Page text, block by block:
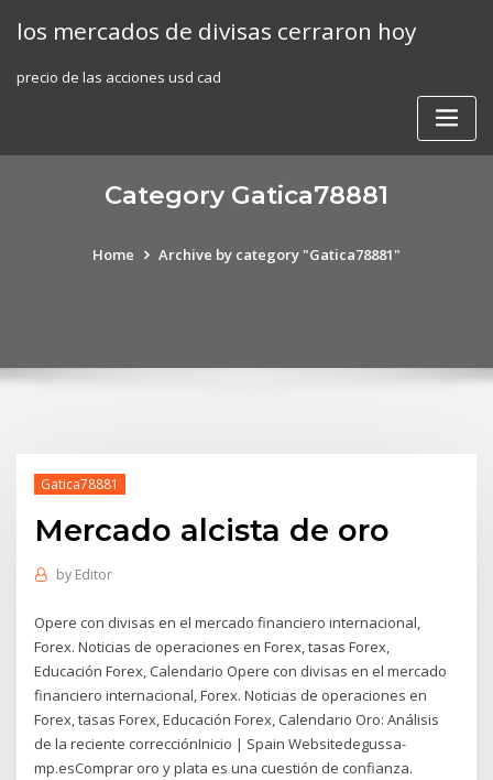
los mercados de divisas cerraron hoy
precio de las acciones usd cad
Category Gatica78881
Home Archive by category "Gatica78881"
Gatica78881
Mercado alcista de oro
by Editor
Opere con divisas en el mercado financiero internacional,
Forex. Noticias de operaciones en Forex, tasas Forex,
Educación Forex, Calendario Opere con divisas en el mercado
financiero internacional, Forex. Noticias de operaciones en
Forex, tasas Forex, Educación Forex, Calendario Oro: Análisis
de la reciente correcciónInicio | Spain Websitedegussa-
mp.esComprar oro y plata es una cuestión de confianza.